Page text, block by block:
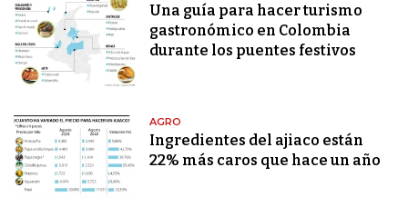
Una guía para hacer turismo
gastronómico en Colombia
durante los puentes festivos
AGRO
Ingredientes del ajiaco están
22% más caros que hace un año